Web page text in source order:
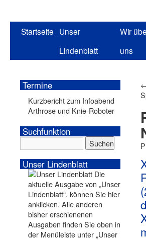
Startseite Unser
Lindenblatt
Wir
uns
Termine
Kurzbericht zum Infoabend
Arthrose und Knie-Roboter
Suchfunktion
Unser Lindenblatt